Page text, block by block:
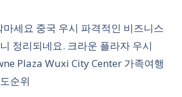
마세요 중국 우시 파격적인 비즈니스
정리되네요. 크라운 플라자 우시
Plaza Wuxi City Center 가족여행
순위